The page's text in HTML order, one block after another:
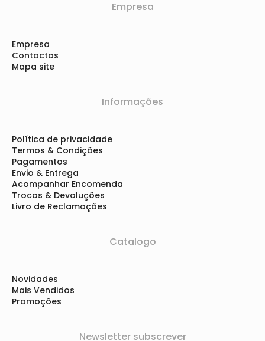
Empresa
Empresa
Contactos
Mapa site
Informações
Política de privacidade
Termos & Condições
Pagamentos
Envio & Entrega
Acompanhar Encomenda
Trocas & Devoluções
Livro de Reclamações
Catalogo
Novidades
Mais Vendidos
Promoções
Newsletter subscrever